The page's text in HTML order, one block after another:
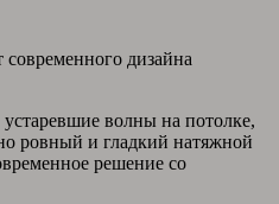
дизайна
волны на потолке,
ровный и гладкий натяжной
решение со